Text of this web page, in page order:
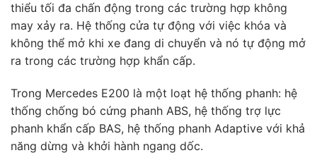
thiểu tối đa chấn động trong các trường hợp không
may xảy ra. Hệ thống cửa tự động với việc khóa và
không thể mở khi xe đang di chuyển và nó tự động mở
ra trong các trường hợp khẩn cấp.
Trong Mercedes E200 là một loạt hệ thống phanh: hệ
thống chống bó cứng phanh ABS, hệ thống trợ lực
phanh khẩn cấp BAS, hệ thống phanh Adaptive với khả
năng dừng và khởi hành ngang dốc.